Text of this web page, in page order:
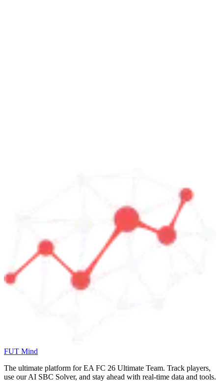
FUT Mind
The ultimate platform for EA FC 26 Ultimate Team. Track players,
use our AI SBC Solver, and stay ahead with real-time data and tools.